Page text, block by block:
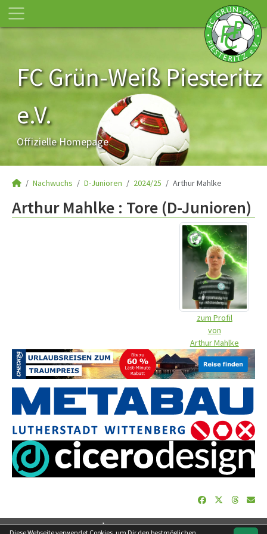
FC Grün-Weiß Piesteritz
e.V.
Offizielle Homepage
Nachwuchs D-Junioren 2024/25 Arthur Mahlke
Arthur Mahlke : Tore (D-Junioren)
zum Profil
von
Arthur Mahlke
soccero.de